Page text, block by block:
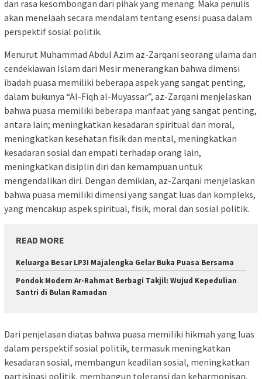
dan rasa kesombongan dari pihak yang menang. Maka penulis
akan menelaah secara mendalam tentang esensi puasa dalam
perspektif sosial politik.
Menurut Muhammad Abdul Azim az-Zarqani seorang ulama dan
cendekiawan Islam dari Mesir menerangkan bahwa dimensi
ibadah puasa memiliki beberapa aspek yang sangat penting,
dalam bukunya “Al-Fiqh al-Muyassar”, az-Zarqani menjelaskan
bahwa puasa memiliki beberapa manfaat yang sangat penting,
antara lain; meningkatkan kesadaran spiritual dan moral,
meningkatkan kesehatan fisik dan mental, meningkatkan
kesadaran sosial dan empati terhadap orang lain,
meningkatkan disiplin diri dan kemampuan untuk
mengendalikan diri. Dengan demikian, az-Zarqani menjelaskan
bahwa puasa memiliki dimensi yang sangat luas dan kompleks,
yang mencakup aspek spiritual, fisik, moral dan sosial politik.
READ MORE
Keluarga Besar LP3I Majalengka Gelar Buka Puasa Bersama
Pondok Modern Ar-Rahmat Berbagi Takjil: Wujud Kepedulian
Santri di Bulan Ramadan
Dari penjelasan diatas bahwa puasa memiliki hikmah yang luas
dalam perspektif sosial politik, termasuk meningkatkan
kesadaran sosial, membangun keadilan sosial, meningkatkan
partisipasi politik, membangun toleransi dan keharmonisan,